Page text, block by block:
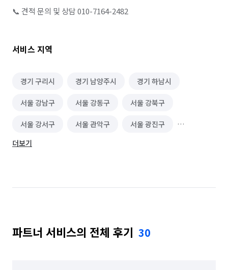
📞 견적 문의 및 상담 010-7164-2482
서비스 지역
경기 구리시 경기 남양주시 경기 하남시
서울 강남구 서울 강동구 서울 강북구
서울 강서구 서울 관악구 서울 광진구
서울 구로구
서울 마포구 서울 서대문구 서울 서초구
서울 양천구 서울 영등포구 서울 용산구
더보기
파트너 서비스의 전체 후기 30